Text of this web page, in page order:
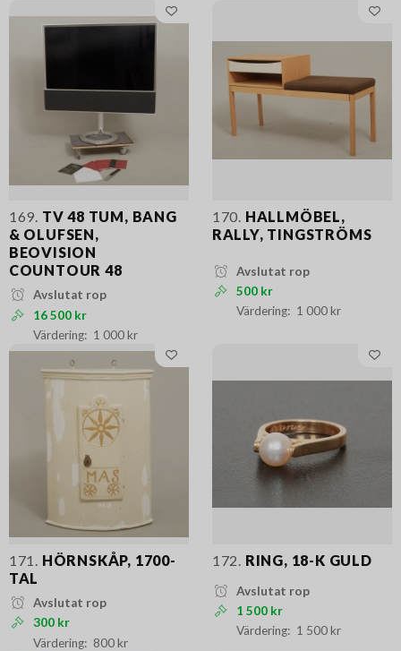
169. TV 48 TUM, BANG
& OLUFSEN,
BEOVISION
COUNTOUR 48
Avslutat rop
16 500 kr
1 000 kr
170. HALLMÖBEL,
RALLY, TINGSTRÖMS
Avslutat rop
500 kr
1 000 kr
171. HÖRNSKÅP, 1700-
TAL
Avslutat rop
300 kr
800 kr
172. RING, 18-K GULD
Avslutat rop
1 500 kr
1 500 kr